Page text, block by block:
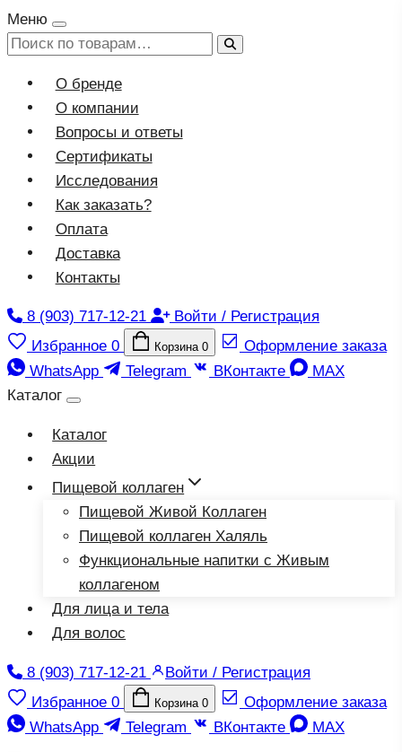
Меню
Искать:
О бренде
О компании
Вопросы и ответы
Сертификаты
Исследования
Как заказать?
Оплата
Доставка
Контакты
8 (903) 717-12-21
Войти / Регистрация
Избранное 0 Корзина 0
Оформление заказа
WhatsApp
Telegram ВКонтакте
MAX
Каталог
Каталог
Акции
Пищевой коллаген
Пищевой Живой Коллаген
Пищевой коллаген Халяль
Функциональные напитки с Живым
коллагеном
Для лица и тела
Для волос
8 (903) 717-12-21
Войти / Регистрация
Избранное 0 Корзина 0
Оформление заказа
WhatsApp
Telegram ВКонтакте MAX